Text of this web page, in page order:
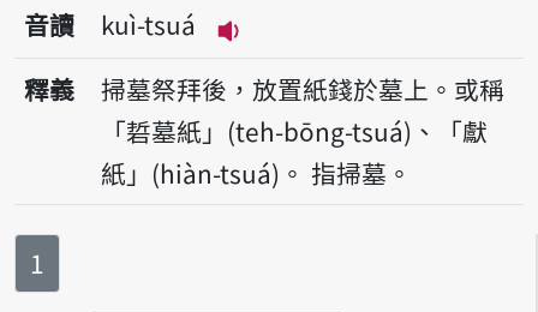
音讀
kuì-tsuá
播放音讀kuì-tsuá
釋義
掃墓祭拜後，放置紙錢於墓上。或稱
「硩墓紙」(teh-bōng-tsuá)、「獻
紙」(hiàn-tsuá)。 指掃墓。
第
1